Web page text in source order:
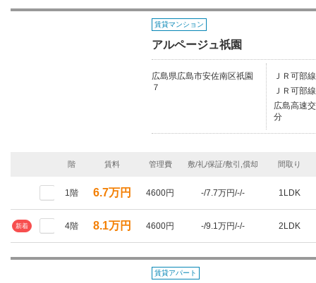
賃貸マンション
アルページュ祇園
広島県広島市安佐南区祇園
７
ＪＲ可部
ＪＲ可部
広島高速
分
階 賃料 管理費 敷/礼/保証/敷引,償却 間取り
1階 6.7万円 4600円 -/7.7万円/-/- 1LDK
新着 4階 8.1万円 4600円 -/9.1万円/-/- 2LDK
賃貸アパート